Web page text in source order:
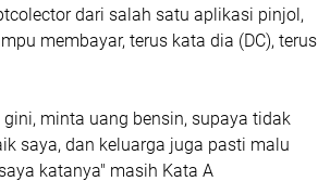
dari salah satu aplikasi pinjol,
membayar, terus kata dia (DC), terus
minta uang bensin, supaya tidak
saya, dan keluarga juga pasti malu
katanya" masih Kata A